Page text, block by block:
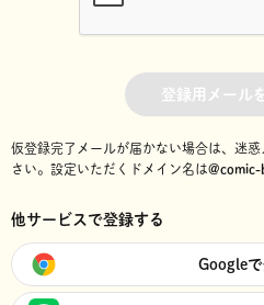
登録用メール
仮登録完了メールが届かない場合は、迷
さい。 設定いただくドメイン名は
他サービスで登録する
Google